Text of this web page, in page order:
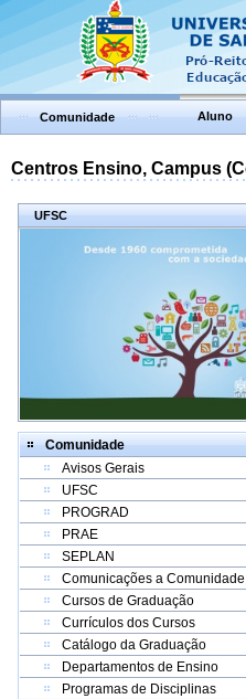
Comunidade Aluno
Centros Ensino, Campus
UFSC
Comunidade
Avisos Gerais
UFSC
PROGRAD
PRAE
SEPLAN
Comunicações a Comunidade
Cursos de Graduação
Currículos dos Cursos
Catálogo da Graduação
Departamentos de Ensino
Programas de Disciplinas